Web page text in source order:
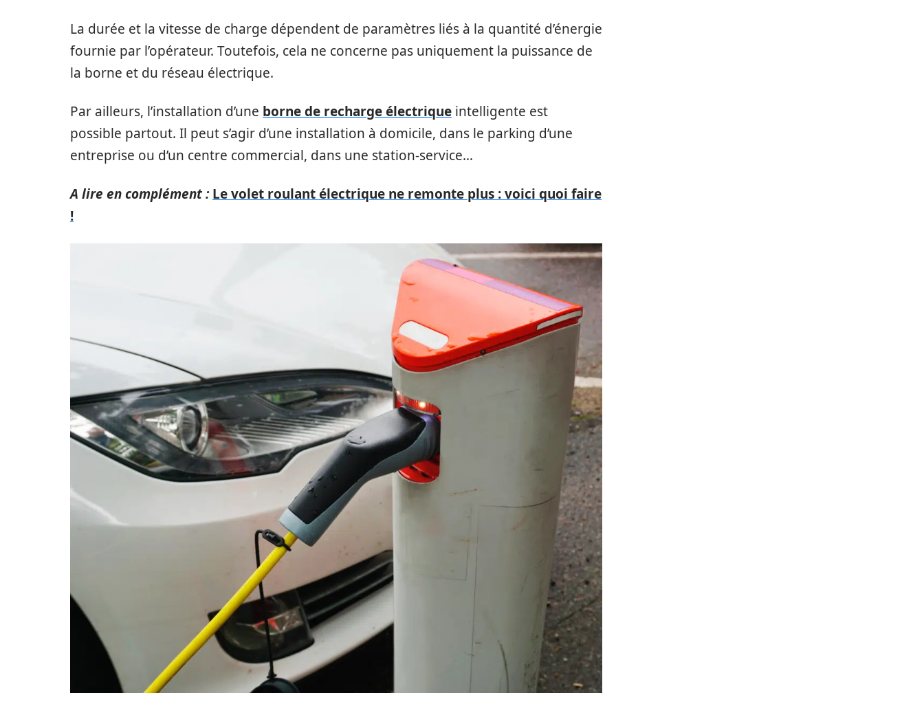
La durée et la vitesse de charge dépendent de paramètres liés à la quantité d’énergie
fournie par l’opérateur. Toutefois, cela ne concerne pas uniquement la puissance de
la borne et du réseau électrique.
Par ailleurs, l’installation d’une borne de recharge électrique intelligente est
possible partout. Il peut s’agir d’une installation à domicile, dans le parking d’une
entreprise ou d’un centre commercial, dans une station-service…
A lire en complément : Le volet roulant électrique ne remonte plus : voici quoi faire
!